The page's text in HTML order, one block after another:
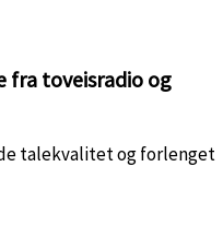
fra toveisradio og
talekvalitet og forlenget